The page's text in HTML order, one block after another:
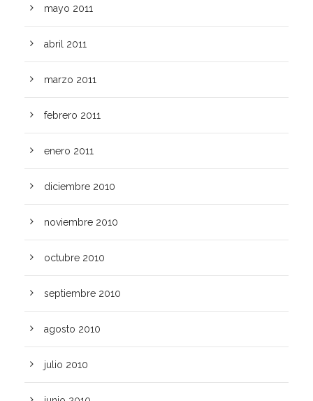
mayo 2011
abril 2011
marzo 2011
febrero 2011
enero 2011
diciembre 2010
noviembre 2010
octubre 2010
septiembre 2010
agosto 2010
julio 2010